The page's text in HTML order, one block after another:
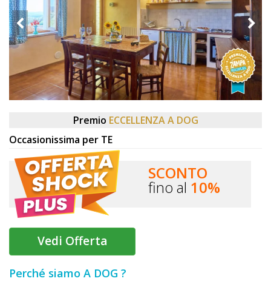
OFFERTE
A
DOG
INFO
A
DOG
CHIEDI
CODICE
SCONTO
Premio ECCELLENZA A DOG
Occasionissima per TE
SCONTO
fino al 10%
Vedi Offerta
Perché siamo A DOG ?